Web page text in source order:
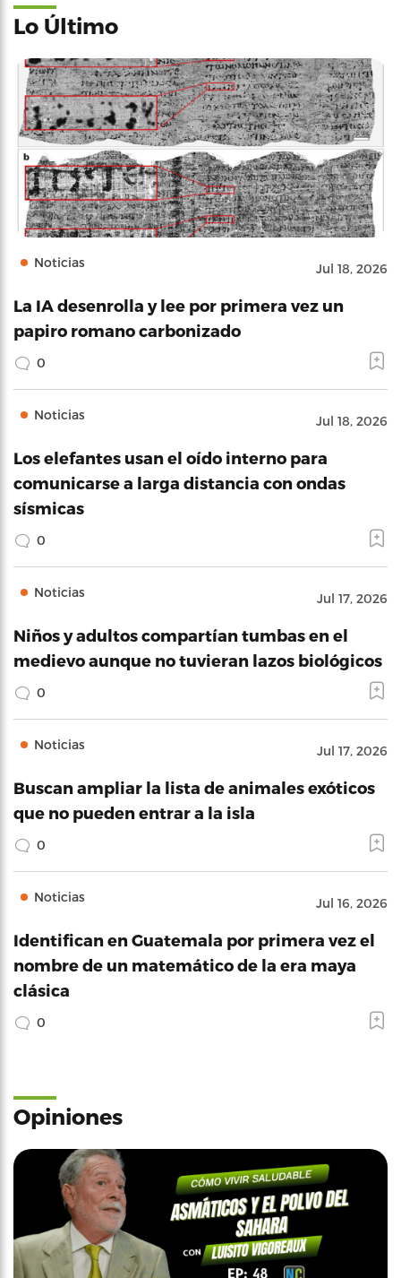
Lo Último
Noticias Jul 18, 2026
La IA desenrolla y lee por primera vez un
papiro romano carbonizado
0
Noticias Jul 18, 2026
Los elefantes usan el oído interno para
comunicarse a larga distancia con ondas
sísmicas
0
Noticias Jul 17, 2026
Niños y adultos compartían tumbas en el
medievo aunque no tuvieran lazos biológicos
0
Noticias Jul 17, 2026
Buscan ampliar la lista de animales exóticos
que no pueden entrar a la isla
0
Noticias Jul 16, 2026
Identifican en Guatemala por primera vez el
nombre de un matemático de la era maya
clásica
0
Opiniones